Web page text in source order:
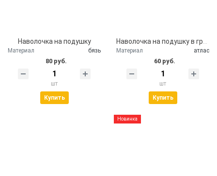
Наволочка на подушку
Материал бязь
80 руб.
шт
Купить
Материал атлас
60 руб.
шт
Купить
Новинка